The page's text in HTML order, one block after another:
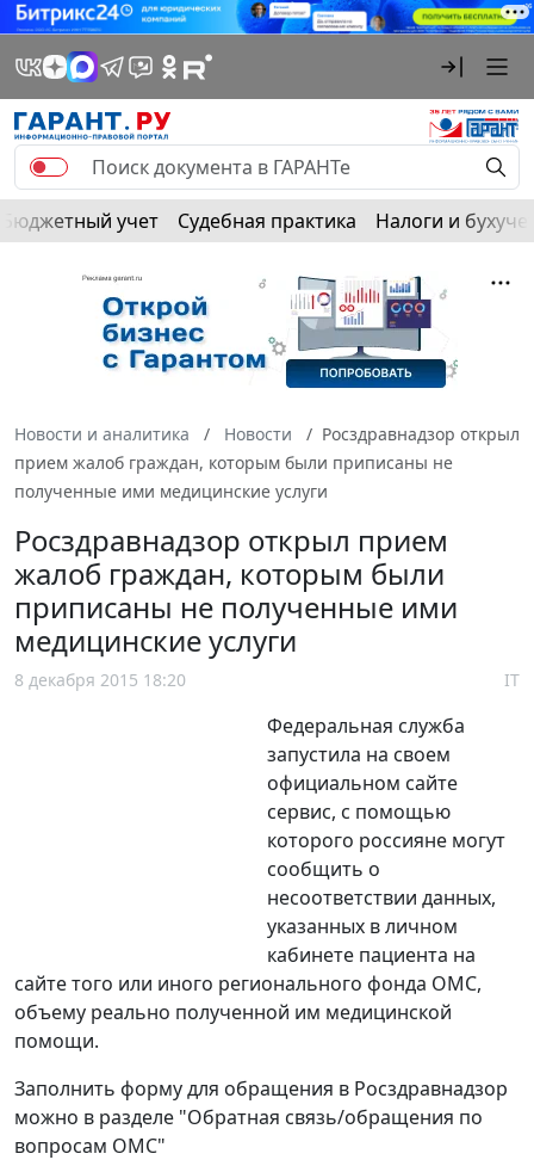
Бюджетный учет Судебная практика Налоги и
Новости и аналитика Новости
Росздравнадзор открыл
прием жалоб граждан, которым были приписаны не
полученные ими медицинские услуги
Росздравнадзор открыл прием
жалоб граждан, которым были
приписаны не полученные ими
медицинские услуги
8 декабря 2015 18:20 IT
Федеральная служба
запустила на своем
официальном сайте
сервис, с помощью
которого россияне могут
сообщить о
несоответствии данных,
указанных в личном
кабинете пациента на
сайте того или иного регионального фонда ОМС,
объему реально полученной им медицинской
помощи.
Заполнить форму для обращения в Росздравнадзор
можно в разделе "Обратная связь/обращения по
вопросам ОМС"